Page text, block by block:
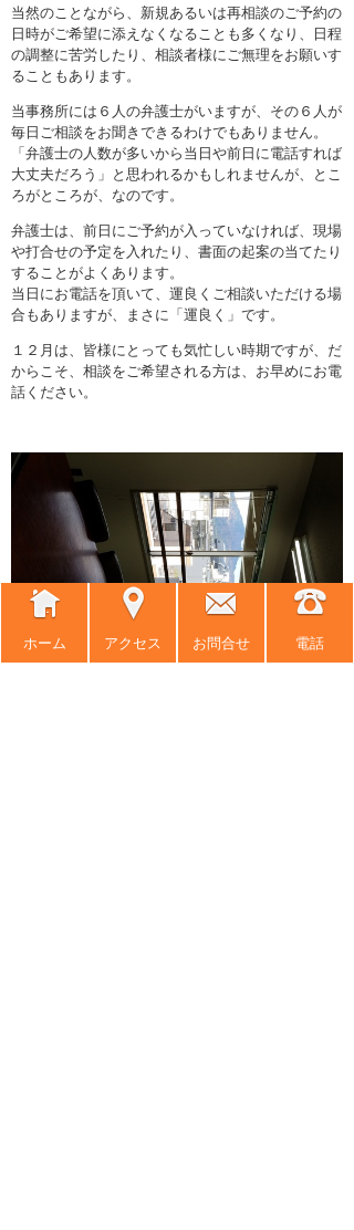
当然のことながら、新規あるいは再相談のご予約の
日時がご希望に添えなくなることも多くなり、日程
の調整に苦労したり、相談者様にご無理をお願いす
ることもあります。
当事務所には６人の弁護士がいますが、その６人が
毎日ご相談をお聞きできるわけでもありません。
「弁護士の人数が多いから当日や前日に電話すれば
大丈夫だろう」と思われるかもしれませんが、とこ
ろがところが、なのです。
弁護士は、前日にご予約が入っていなければ、現場
や打合せの予定を入れたり、書面の起案の当てたり
することがよくあります。
当日にお電話を頂いて、運良くご相談いただける場
合もありますが、まさに「運良く」です。
１２月は、皆様にとっても気忙しい時期ですが、だ
からこそ、相談をご希望される方は、お早めにお電
話ください。
ホーム アクセス お問合せ 電話